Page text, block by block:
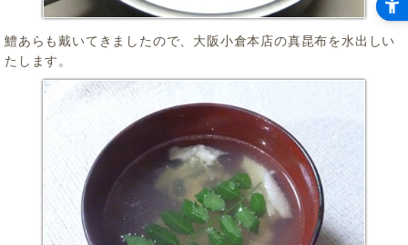
鱧あらも戴いてきましたので、大阪小倉本店の真昆布を水出しい
たします。